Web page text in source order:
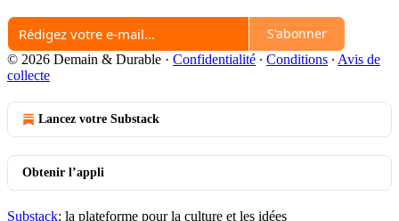
S'abonner
© 2026 Demain & Durable · Confidentialité ∙ Conditions ∙ Avis de
collecte
Lancez votre Substack
Obtenir l’appli
Substack: la plateforme pour la culture et les idées